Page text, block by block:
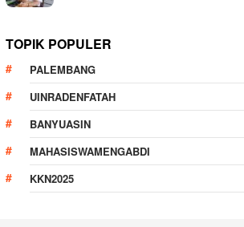
TOPIK POPULER
PALEMBANG
UINRADENFATAH
BANYUASIN
MAHASISWAMENGABDI
KKN2025